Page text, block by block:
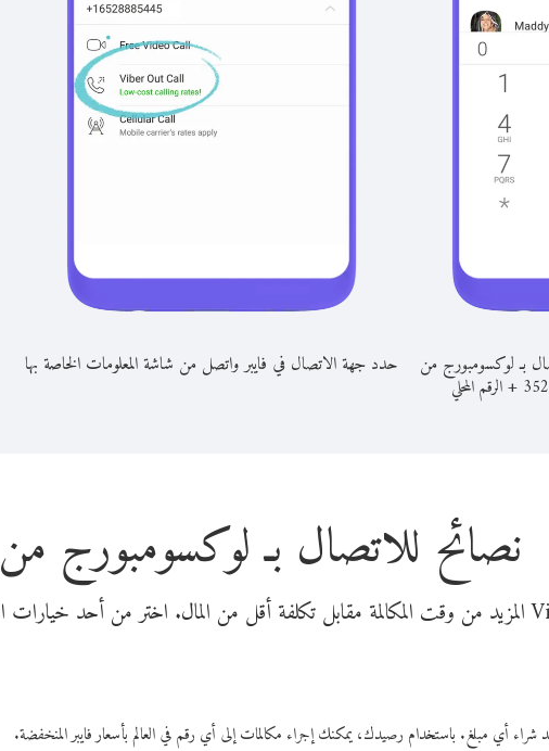
بـ لوكسومبورج من
352
+الرقم المحلي
حدد جهة الاتصال في فايبر واتصل من شاشة المعلومات الخاصة بها
نصائح للاتصال بـ لوكسومبورج من